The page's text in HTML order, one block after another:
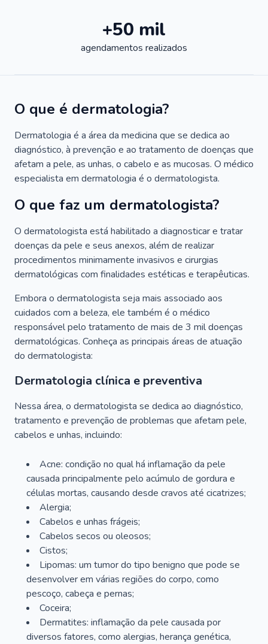
+50 mil
agendamentos realizados
O que é dermatologia?
Dermatologia é a área da medicina que se dedica ao
diagnóstico, à prevenção e ao tratamento de doenças que
afetam a pele, as unhas, o cabelo e as mucosas. O médico
especialista em dermatologia é o dermatologista.
O que faz um dermatologista?
O dermatologista está habilitado a diagnosticar e tratar
doenças da pele e seus anexos, além de realizar
procedimentos minimamente invasivos e cirurgias
dermatológicas com finalidades estéticas e terapêuticas.
Embora o dermatologista seja mais associado aos
cuidados com a beleza, ele também é o médico
responsável pelo tratamento de mais de 3 mil doenças
dermatológicas. Conheça as principais áreas de atuação
do dermatologista:
Dermatologia clínica e preventiva
Nessa área, o dermatologista se dedica ao diagnóstico,
tratamento e prevenção de problemas que afetam pele,
cabelos e unhas, incluindo:
Acne: condição no qual há inflamação da pele
causada principalmente pelo acúmulo de gordura e
células mortas, causando desde cravos até cicatrizes;
Alergia;
Cabelos e unhas frágeis;
Cabelos secos ou oleosos;
Cistos;
Lipomas: um tumor do tipo benigno que pode se
desenvolver em várias regiões do corpo, como
pescoço, cabeça e pernas;
Coceira;
Dermatites: inflamação da pele causada por
diversos fatores, como alergias, herança genética,